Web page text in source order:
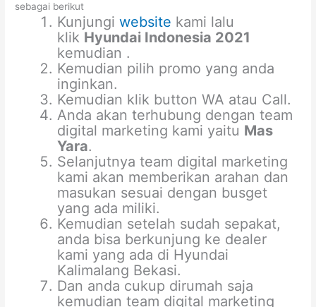
sebagai berikut
Kunjungiwebsite kami lalu
klik Hyundai Indonesia 2021
kemudian .
Kemudian pilih promo yang anda
inginkan.
Kemudian klik button WA atau Call.
Anda akan terhubung dengan team
digital marketing kami yaitu Mas
Yara.
Selanjutnya team digital marketing
kami akan memberikan arahan dan
masukan sesuai dengan busget
yang ada miliki.
Kemudian setelah sudah sepakat,
anda bisa berkunjung ke dealer
kami yang ada di Hyundai
Kalimalang Bekasi.
Dan anda cukup dirumah saja
kemudian team digital marketing